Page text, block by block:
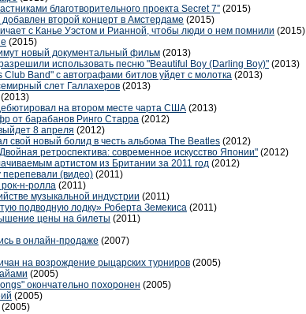
благотворительного проекта Secret 7” (2015)
второй концерт в Амстердаме (2015)
с Канье Уэстом и Рианной, чтобы люди о нем помнили (2015)
(2015)
новый документальный фильм (2013)
использовать песню "Beautiful Boy (Darling Boy)" (2013)
Band" с автографами битлов уйдет с молотка (2013)
слет Галлахеров (2013)
(2013)
на втором месте чарта США (2013)
от барабанов Ринго Старра (2012)
8 апреля (2012)
свой новый болид в честь альбома The Beatles (2012)
ретроспектива: современное искусство Японии" (2012)
артистом из Британии за 2011 год (2012)
перепевали (видео) (2011)
н-ролла (2011)
музыкальной индустрии (2011)
подводную лодку» Роберта Земекиса (2011)
цены на билеты (2011)
в онлайн-продаже (2007)
на возрождение рыцарских турниров (2005)
(2005)
окончательно похоронен (2005)
(2005)
(2005)